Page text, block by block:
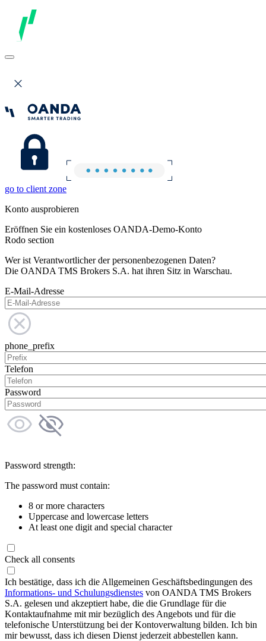
go to client zone
Konto ausprobieren
Eröffnen Sie ein kostenloses OANDA-Demo-Konto
Rodo section
Wer ist Verantwortlicher der personenbezogenen Daten?
Die OANDA TMS Brokers S.A. hat ihren Sitz in Warschau.
E-Mail-Adresse
phone_prefix
Telefon
Password
Password strength:
The password must contain:
8 or more characters
Uppercase and lowercase letters
At least one digit and special character
Check all consents
Ich bestätige, dass ich die Allgemeinen Geschäftsbedingungen des
Informations- und Schulungsdienstes von OANDA TMS Brokers
S.A. gelesen und akzeptiert habe, die die Grundlage für die
Kontaktaufnahme mit mir bezüglich des Angebots und für die
telefonische Unterstützung bei der Kontoverwaltung bilden. Ich bin
mir bewusst, dass ich diesen Dienst jederzeit abbestellen kann.